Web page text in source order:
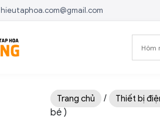
hieutaphoa.com@gmail.com
Trang chủ / Thiết bị
bé )